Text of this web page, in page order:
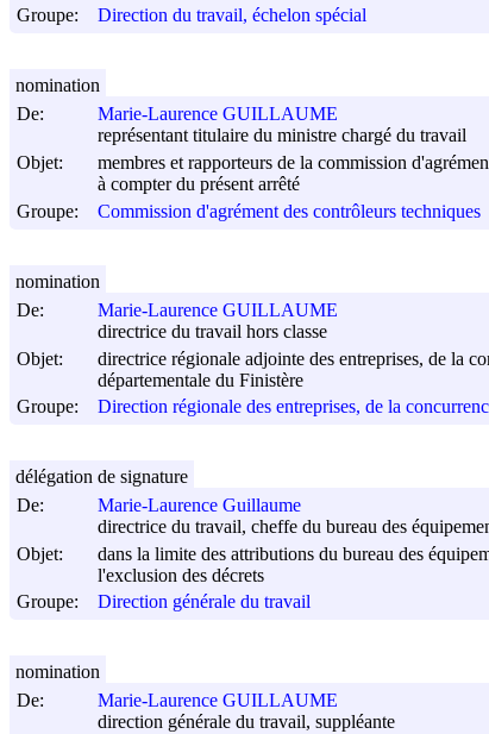
Groupe:
Direction du travail, échelon spécial
De:
Marie-Laurence GUILLAUME
représentant titulaire du ministre chargé du travail
Objet:
membres et rapporteurs de la commission
à compter du présent arrêté
Groupe:
Commission d'agrément des contrôleurs techniques
nomination
De:
Marie-Laurence GUILLAUME
directrice du travail hors classe
Objet:
directrice régionale adjointe des entreprises, de la
départementale du Finistère
Groupe:
Direction régionale des entreprises, de la
nomination
De:
Marie-Laurence Guillaume
directrice du travail, cheffe du bureau des
Objet:
dans la limite des attributions du bureau des
l'exclusion des décrets
Groupe:
Direction générale du travail
délégation de signature
De:
Marie-Laurence GUILLAUME
direction générale du travail, suppléante
nomination